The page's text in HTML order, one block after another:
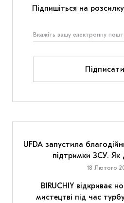
Підпишіться на розсилку
UFDA запустила
підтримки ЗСУ. Як
18 Лютого
BIRUCHIY відкриває
мистецтві під час